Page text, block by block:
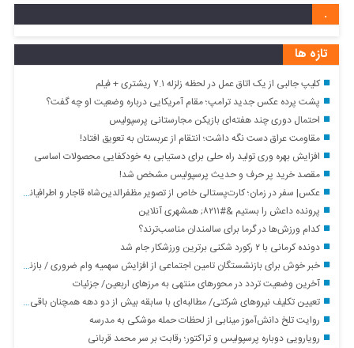
.
تازه ها
کلیپ جالبی از یک اتاق عمل در لحظه زلزله ۷.۱ ریشتری + فیلم
پشت پرده عکس جدید ترامپ؛ مقام آمریکایی درباره وضعیت او چه گفت؟
احتمال دوری چند هفته‌ای بازیکن مجارستانی پرسپولیس
مقاومت عراق دست نگه داشت؛ انتقام از عربستان به تعویق افتاد!
افزایش بهره وری تولید راه حلی برای دستیابی به خودکفایی محصولات اساسی
مقصد خرید پر حرف و حدیث پرسپولیس مشخص شد!
عکس| سفر در زمان؛ کارت‌پستالی خاص از تصویر مظفرالدین‌شاه قاجار و اطرافیانش
پرونده داعش را بستیم &#۸۲۱۱; همشهری آنلاین
کدام ورزش‌ها در گرما برای سالمندان مناسب‌ترند؟
دونده کرمانی با ۲ رکورد شکنی برترین ورزشکار جام شد
خبر خوش برای بازنشستگان تامین اجتماعی از افزایش سهمیه وام ضروری / بازنشستگان متقاضی وام ضروری این خبر مخصوص شماست
آخرین وضعیت تردد در محورهای منتهی به مرزهای اربعین/ جزئیات
تعیین تکلیف نیروهای شرکتی/ مطالبه‌ای با سابقه بیش از دو دهه همچنان باقی است
روایت تلخ دانش‌آموز مینابی از لحظات حمله موشکی به مدرسه
رویارویی دوباره پرسپولیس و تراکتور؛ رقابت بر سر محمد قربانی